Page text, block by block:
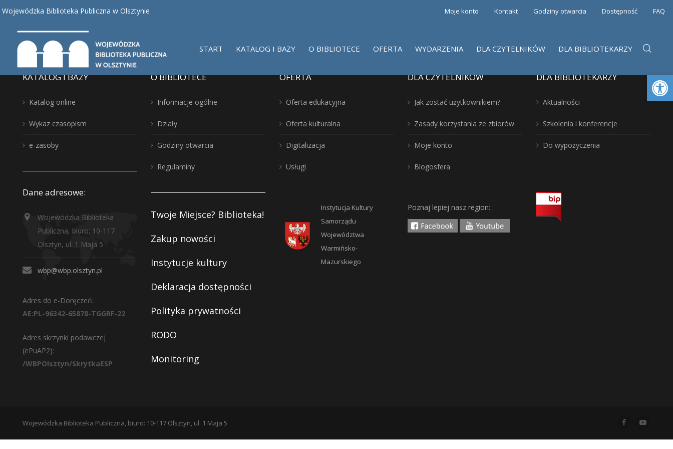
Wojewódzka Biblioteka Publiczna w Olsztynie Moje konto Kontakt Godziny otwarcia Dostępność FAQ
START KATALOG I BAZY O BIBLIOTECE OFERTA WYDARZENIA DLA CZYTELNIKÓW DLA BIBLIOTEKARZY
Nothing found, sorry.
KATALOG I BAZY
Katalog online
Wykaz czasopism
e-zasoby
Dane adresowe:
Wojewódzka Biblioteka
Publiczna, biuro: 10-117
Olsztyn, ul. 1 Maja 5
wbp@wbp.olsztyn.pl
Adres do e-Doręczeń:
AE:PL-96342-65878-TGGRF-22
Adres skrzynki podawczej
(ePuAP2):
/WBPOlsztyn/SkrytkaESP
O BIBLIOTECE
Informacje ogólne
Działy
Godziny otwarcia
Regulaminy
Twoje Miejsce? Biblioteka!
Zakup nowości
Instytucje kultury
Deklaracja dostępności
Polityka prywatności
RODO
Monitoring
OFERTA
Oferta edukacyjna
Oferta kulturalna
Digitalizacja
Usługi
Instytucja Kultury
Samorządu
Województwa
Warmińsko-
Mazurskiego
DLA CZYTELNIKÓW
Jak zostać użytkownikiem?
Zasady korzystania ze zbiorów
Moje konto
Blogosfera
Poznaj lepiej nasz region:
DLA BIBLIOTEKARZY
Aktualności
Szkolenia i konferencje
Do wypożyczenia
Wojewódzka Biblioteka Publiczna, biuro: 10-117 Olsztyn, ul. 1 Maja 5